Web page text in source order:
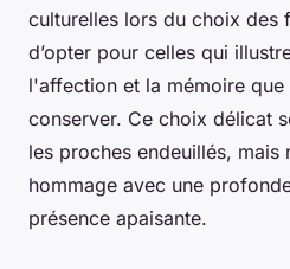
culturelles lors du choix des
d’opter pour celles qui
l'affection et la mémoire que
conserver. Ce choix délicat
les proches endeuillés, mais
hommage avec une
présence apaisante.